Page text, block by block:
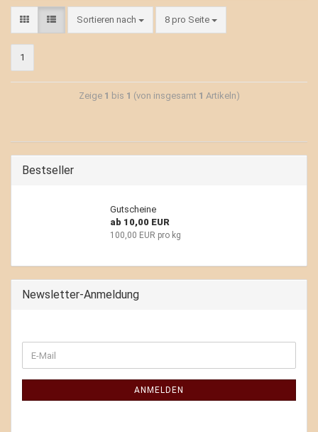
Sortieren nach 8 pro Seite
1
Zeige 1 bis 1 (von insgesamt 1 Artikeln)
Bestseller
Gutscheine
ab 10,00 EUR
100,00 EUR pro kg
Newsletter-Anmeldung
ANMELDEN